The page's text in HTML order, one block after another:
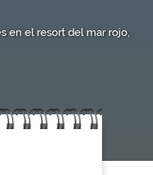
en el resort del mar rojo,